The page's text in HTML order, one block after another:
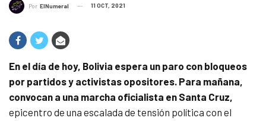
Por ElNumeral 11 OCT, 2021
En el día de hoy, Bolivia espera un paro con bloqueos
por partidos y activistas opositores. Para mañana,
convocan a una marcha oficialista en Santa Cruz,
epicentro de una escalada de tensión política con el